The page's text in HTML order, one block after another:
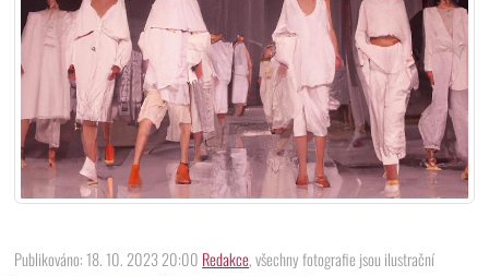
Publikováno: 18. 10. 2023 20:00 Redakce, všechny fotografie jsou ilustrační